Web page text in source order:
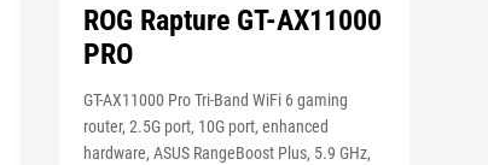
ROG Rapture GT-AX11000
PRO
GT-AX11000 Pro Tri-Band WiFi 6 gaming
router, 2.5G port, 10G port, enhanced
hardware, ASUS RangeBoost Plus, 5.9 GHz,